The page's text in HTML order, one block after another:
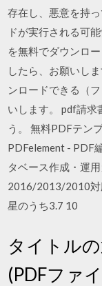
存在し、悪意を持
ドが実行される可
を無料でダウンロ
したら、お願いし
ンロードできる（
いします。 pdf請求
う。 無料PDFテン
PDFelement - PDF
タベース作成・運
2016/2013/2010対
星のうち3.7 10
タイトル
(PDFファ